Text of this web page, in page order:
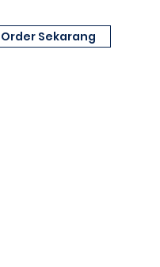
Order Sekarang